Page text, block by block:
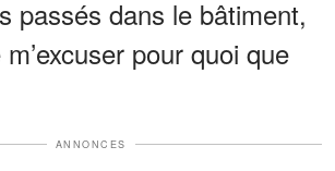
passés dans le bâtiment,
m’excuser pour quoi que
ANNONCES